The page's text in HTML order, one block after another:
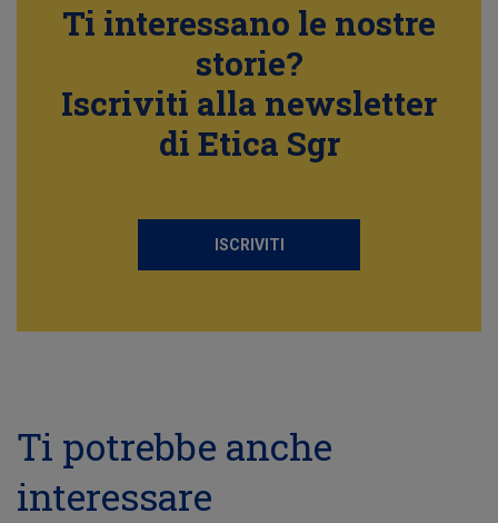
Ti interessano le nostre
storie?
Iscriviti alla newsletter
di Etica Sgr
ISCRIVITI
Ti potrebbe anche
interessare